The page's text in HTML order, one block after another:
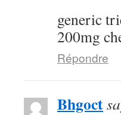
generic
200mg
Répondre
Bhgoct